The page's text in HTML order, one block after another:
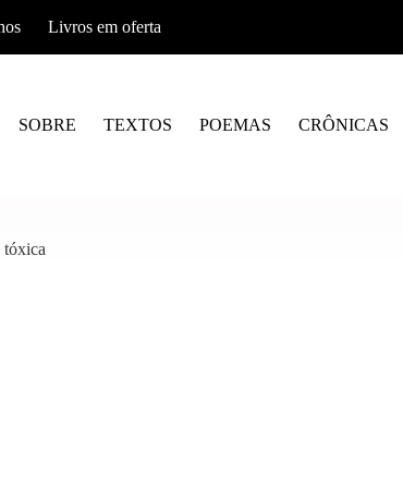
Livros em oferta
SOBRE TEXTOS POEMAS CRÔNICAS
tóxica